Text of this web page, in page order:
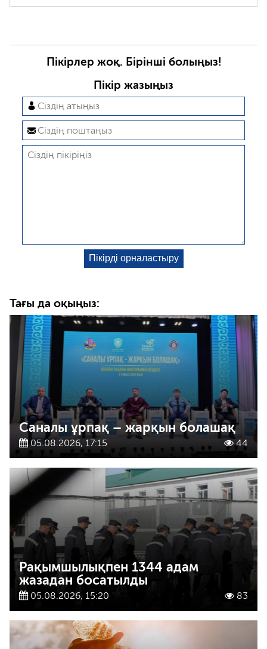
Пікірлер жоқ. Бірінші болыңыз!
Пікір жазыңыз
Тағы да оқыңыз:
Саналы ұрпақ – жарқын болашақ
05.08.2026, 17:15 44
Рақымшылықпен 1344 адам
жазадан босатылды
05.08.2026, 15:20 83